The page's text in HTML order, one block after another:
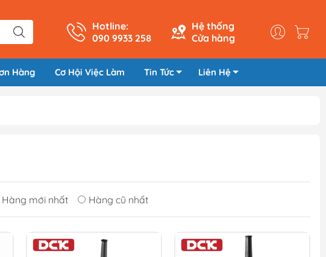
Hotline:
090 9933 258
Hệ thống
Cửa hàng
Hàng Cơ Hội Việc Làm Tin Tức Liên Hệ
Hàng mới nhất Hàng cũ nhất